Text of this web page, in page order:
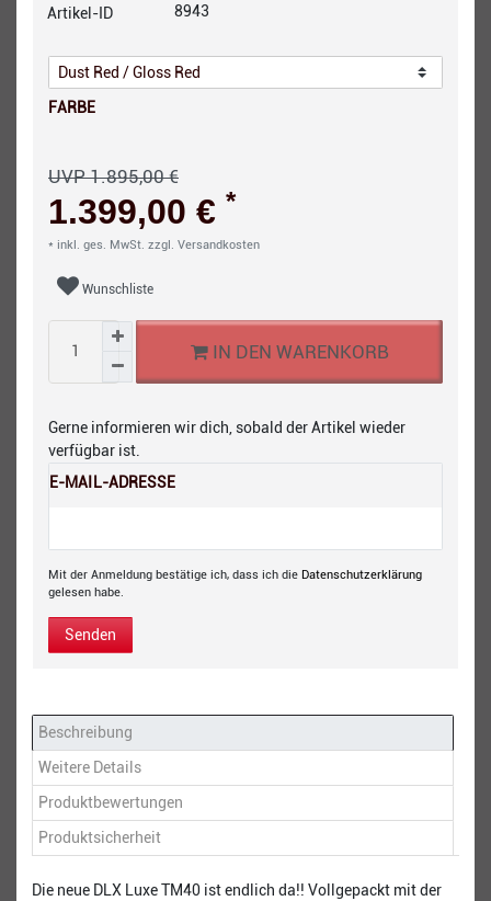
Artikel-ID
8943
FARBE
UVP 1.895,00 €
1.399,00 € *
* inkl. ges. MwSt. zzgl. Versandkosten
Wunschliste
IN DEN WARENKORB
Gerne informieren wir dich, sobald der Artikel wieder
verfügbar ist.
E-MAIL-ADRESSE
Mit der Anmeldung bestätige ich, dass ich die Daten­schutz­erklärung
gelesen habe.
Senden
Beschreibung
Weitere Details
Produktbewertungen
Produktsicherheit
Die neue DLX Luxe TM40 ist endlich da!! Vollgepackt mit der